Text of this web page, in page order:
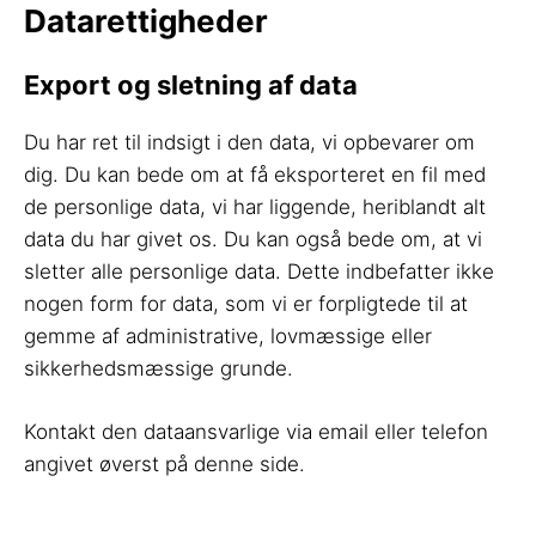
Datarettigheder
Export og sletning af data
Du har ret til indsigt i den data, vi opbevarer om
dig. Du kan bede om at få eksporteret en fil med
de personlige data, vi har liggende, heriblandt alt
data du har givet os. Du kan også bede om, at vi
sletter alle personlige data. Dette indbefatter ikke
nogen form for data, som vi er forpligtede til at
gemme af administrative, lovmæssige eller
sikkerhedsmæssige grunde.
Kontakt den dataansvarlige via email eller telefon
angivet øverst på denne side.